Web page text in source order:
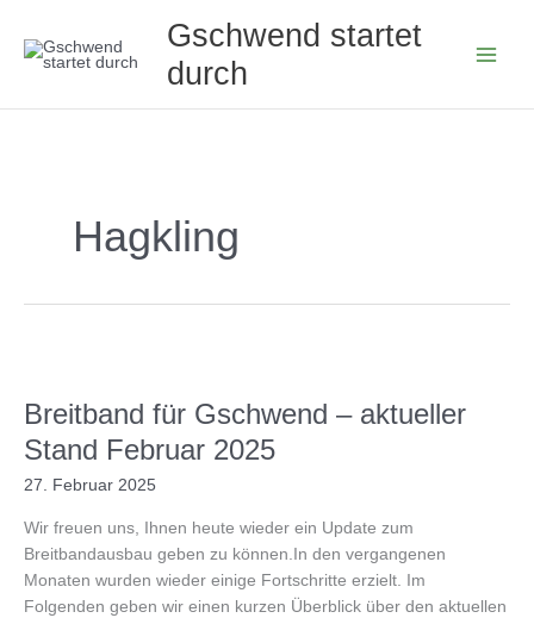
Inhalt
springen
Gschwend startet
durch
Hagkling
Breitband für Gschwend – aktueller
Stand Februar 2025
27. Februar 2025
Wir freuen uns, Ihnen heute wieder ein Update zum
Breitbandausbau geben zu können.In den vergangenen
Monaten wurden wieder einige Fortschritte erzielt. Im
Folgenden geben wir einen kurzen Überblick über den aktuellen